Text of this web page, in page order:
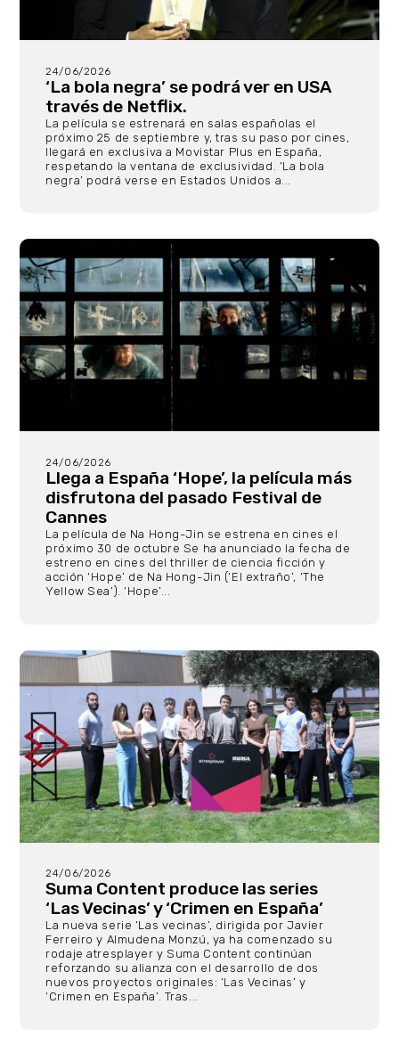
24/06/2026
‘La bola negra’ se podrá ver en USA
través de Netflix.
La película se estrenará en salas españolas el
próximo 25 de septiembre y, tras su paso por cines,
llegará en exclusiva a Movistar Plus en España,
respetando la ventana de exclusividad. ‘La bola
negra’ podrá verse en Estados Unidos a...
24/06/2026
Llega a España ‘Hope’, la película más
disfrutona del pasado Festival de
Cannes
La película de Na Hong-Jin se estrena en cines el
próximo 30 de octubre Se ha anunciado la fecha de
estreno en cines del thriller de ciencia ficción y
acción ‘Hope’ de Na Hong-Jin (‘El extraño’, ‘The
Yellow Sea’). ‘Hope’...
24/06/2026
Suma Content produce las series
‘Las Vecinas’ y ‘Crimen en España’
La nueva serie ‘Las vecinas’, dirigida por Javier
Ferreiro y Almudena Monzú, ya ha comenzado su
rodaje atresplayer y Suma Content continúan
reforzando su alianza con el desarrollo de dos
nuevos proyectos originales: ‘Las Vecinas’ y
‘Crimen en España’. Tras...